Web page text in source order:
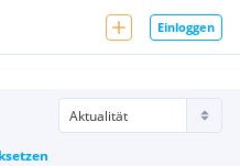
Einloggen